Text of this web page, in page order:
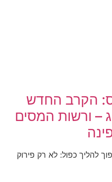
הקרב החדש
– ורשות המסים
להליך כפול: לא רק פירוק